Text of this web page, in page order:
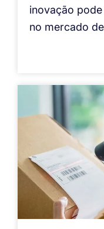
inovação
no mercado